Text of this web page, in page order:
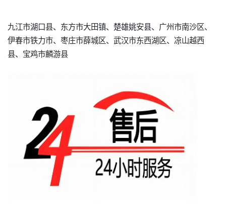
九江市湖口县、东方市大田镇、楚雄姚安县、广州市南沙区、
伊春市铁力市、枣庄市薛城区、武汉市东西湖区、凉山越西
县、宝鸡市麟游县